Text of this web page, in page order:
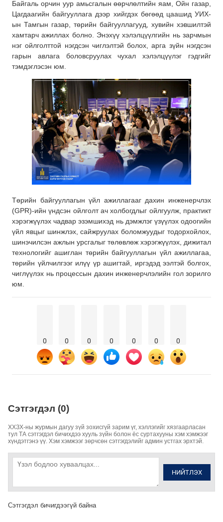
Байгаль орчин уур амьсгалын өөрчлөлтийн яам, Ойн газар,
Цагдаагийн байгууллага дээр хийгдэх бөгөөд цаашид УИХ-
ын Тамгын газар, төрийн байгууллагууд, хувийн хэвшилтэй
хамтарч ажиллах болно. Энэхүү хэлэлцүүлгийн нь зарчмын
нэг ойлголттой нэгдсэн чиглэлтэй болох, арга зүйн нэгдсэн
гарын авлага боловсруулах чухал хэлэлцүүлэг гэдгийг
тэмдэглэсэн юм.
Төрийн байгууллагын үйл ажиллагааг дахин инженерчлэх
(GPR)-ийн үндсэн ойлголт ач холбогдлыг ойлгуулж, практикт
хэрэгжүүлэх чадвар эзэмшихэд нь дэмжлэг үзүүлэх одоогийн
үйл явцыг шинжлэх, сайжруулах боломжуудыг тодорхойлох,
шинэчилсэн ажлын урсгалыг төлөвлөж хэрэгжүүлэх, дижитал
технологийг ашиглан төрийн байгууллагын үйл ажиллагаа,
төрийн үйлчилгээг илүү үр ашигтай, иргэдэд ээлтэй болгох,
чиглүүлэх нь процессын дахин инженерчлэлийн гол зорилго
юм.
0 0 0 0 0 0 0
Сэтгэгдэл (0)
ХХЗХ-ны журмын дагуу зүй зохисгүй зарим үг, хэллэгийг хязгаарласан
тул ТА сэтгэгдэл бичихдээ хууль зүйн болон ёс суртахууны хэм хэмжээг
хүндэтгэнэ үү. Хэм хэмжээг зөрчсөн сэтгэгдэлийг админ устгах эрхтэй.
НИЙТЛЭХ
Сэтгэгдэл бичигдээгүй байна